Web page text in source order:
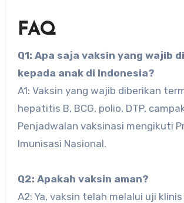
FAQ
Q1: Apa saja vaksin yang wajib
kepada anak di Indonesia?
A1: Vaksin yang wajib diberikan
hepatitis B, BCG, polio, DTP,
Penjadwalan vaksinasi mengikuti
Imunisasi Nasional.
Q2: Apakah vaksin aman?
A2: Ya, vaksin telah melalui uji